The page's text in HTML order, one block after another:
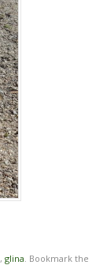
, glina . Bookmark the